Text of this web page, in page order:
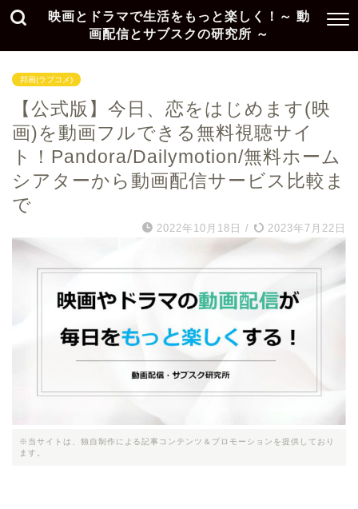
映画とドラマで生活をもっと楽しく！～ 動
画配信とサブスクの研究所 ～
邦画(ラブコメ)
【公式版】今日、恋をはじめます(映
画)を動画フルできる無料視聴サイ
ト！Pandora/Dailymotion/無料ホーム
シアターから動画配信サービス比較ま
で
2022年10月18日 / 2023年7月22日
※当サイトは、独自制作による記事コンテンツ＆プロモーションを提供しており
ます。